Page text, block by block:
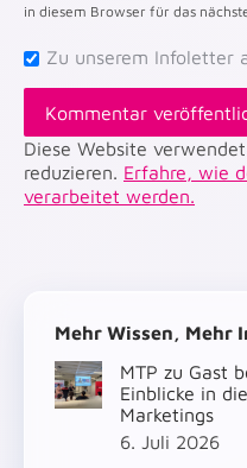
in diesem Browser für das
Zu unserem Infoletter
Kommentar
Diese Website
reduzieren. Erfahre, wie
verarbeitet werden.
Mehr Wissen, Mehr
MTP zu Gast
Einblicke in
Marketings
6. Juli 2026